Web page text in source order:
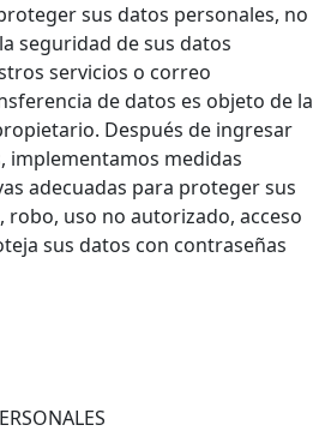
sus datos personales, no
seguridad de sus datos
servicios o correo
de datos es objeto de la
Después de ingresar
implementamos medidas
adecuadas para proteger sus
uso no autorizado, acceso
sus datos con contraseñas